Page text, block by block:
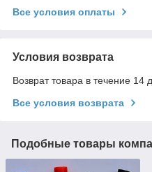
Все условия оплаты
Условия возврата
Возврат товара в течение 14
Все условия возврата
Подобные товары